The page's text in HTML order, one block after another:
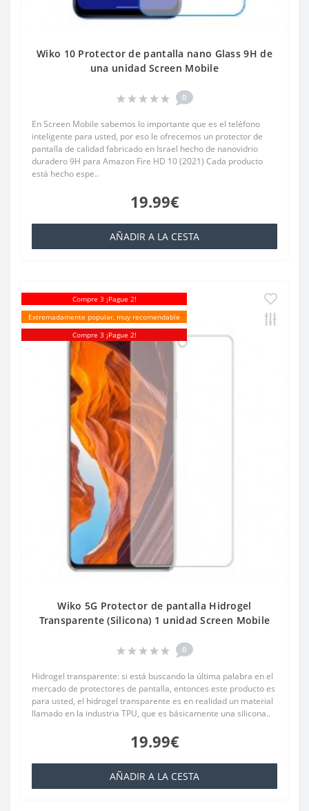
Wiko 10 Protector de pantalla nano Glass 9H de
una unidad Screen Mobile
0
En Screen Mobile sabemos lo importante que es el teléfono
inteligente para usted, por eso le ofrecemos un protector de
pantalla de calidad fabricado en Israel hecho de nanovidrio
duradero 9H para Amazon Fire HD 10 (2021) Cada producto
está hecho espe..
19.99€
AÑADIR A LA CESTA
Compre 3 ¡Pague 2!
Extremadamente popular, muy recomendable
Compre 3 ¡Pague 2!
Wiko 5G Protector de pantalla Hidrogel
Transparente (Silicona) 1 unidad Screen Mobile
0
Hidrogel transparente: si está buscando la última palabra en el
mercado de protectores de pantalla, entonces este producto es
para usted, el hidrogel transparente es en realidad un material
llamado en la industria TPU, que es básicamente una silicona..
19.99€
AÑADIR A LA CESTA